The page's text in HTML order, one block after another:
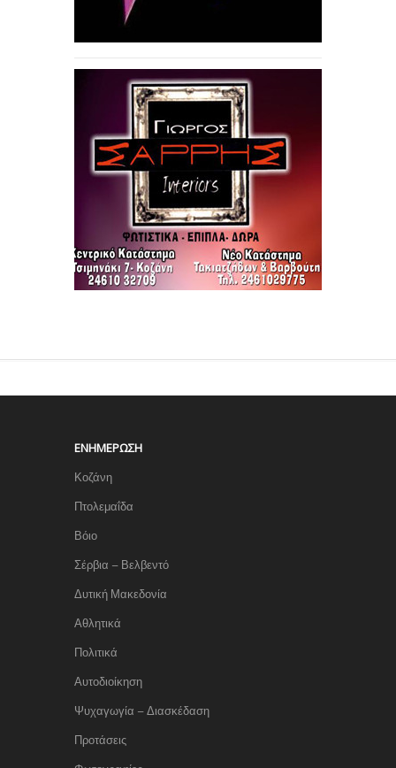
ΕΝΗΜΈΡΩΣΗ
Κοζάνη
Πτολεμαΐδα
Βόιο
Σέρβια – Βελβεντό
Δυτική Μακεδονία
Αθλητικά
Πολιτικά
Αυτοδιοίκηση
Ψυχαγωγία – Διασκέδαση
Προτάσεις